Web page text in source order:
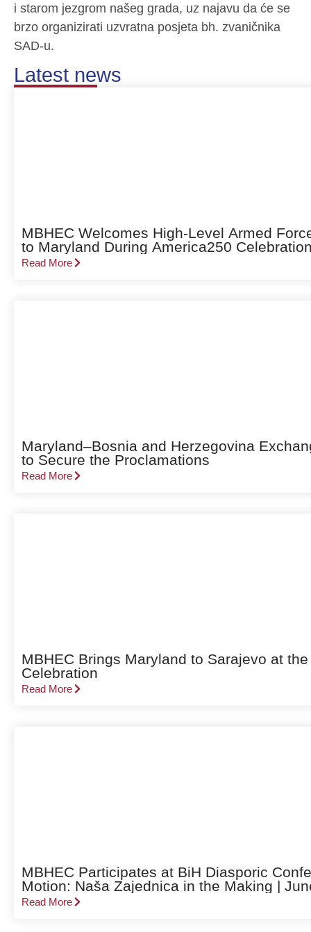
i starom jezgrom našeg grada, uz najavu da će se
brzo organizirati uzvratna posjeta bh. zvaničnika
SAD-u.
Latest news
MBHEC Welcomes High-Level Armed
to Maryland During America250
Read More
Maryland–Bosnia and Herzegovina
to Secure the Proclamations
Read More
MBHEC Brings Maryland to Sarajevo at
Celebration
Read More
MBHEC Participates at BiH Diasporic
Motion: Naša Zajednica in the Making |
Read More